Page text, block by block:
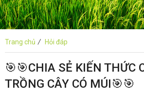
Trang chủ / Hỏi đáp
🎯🎯CHIA SẺ KIẾN THỨC
TRỒNG CÂY CÓ MÚI🎯🎯